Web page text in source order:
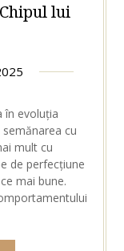
lui
în evoluția
cu
mult cu
de perfecțiune
mai bune.